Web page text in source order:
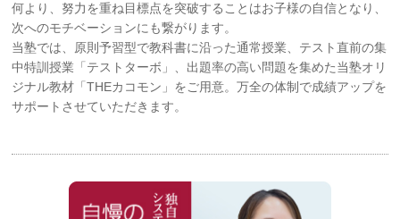
何より、努力を重ね目標点を突破することはお子様の自信となり、
次へのモチベーションにも繋がります。
当塾では、原則予習型で教科書に沿った通常授業、テスト直前の集
中特訓授業「テストターボ」、出題率の高い問題を集めた当塾オリ
ジナル教材「THEカコモン」をご用意。万全の体制で成績アップを
サポートさせていただきます。